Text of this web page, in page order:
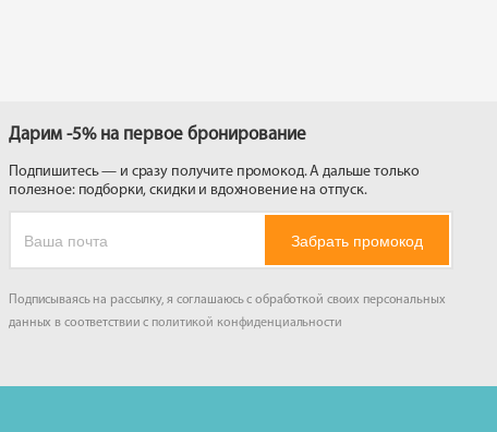
Дарим -5% на первое бронирование
Подпишитесь — и сразу получите промокод. А дальше только
полезное: подборки, скидки и вдохновение на отпуск.
Забрать промокод
Подписываясь на рассылку, я соглашаюсь с обработкой своих персональных
данных в соответствии с политикой конфиденциальности